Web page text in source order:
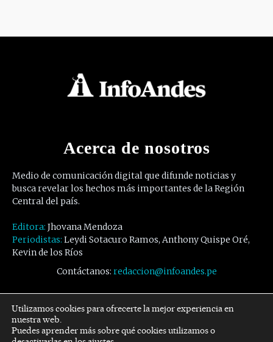
Acerca de nosotros
Medio de comunicación digital que difunde noticias y
busca revelar los hechos más importantes de la Región
Central del país.
Editora: Jhovana Mendoza
Periodistas: Leydi Sotacuro Ramos, Anthony Quispe Oré,
Kevin de los Ríos
Contáctanos: redaccion@infoandes.pe
Síguenos
Facebook Twitter Youtube
Utilizamos cookies para ofrecerte la mejor experiencia en
nuestra web.
Puedes aprender más sobre qué cookies utilizamos o